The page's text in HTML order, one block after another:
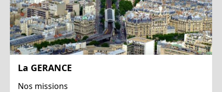
La GERANCE
Nos missions